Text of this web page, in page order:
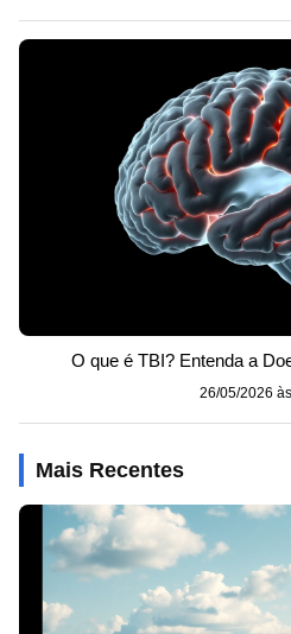
O que é TBI? Entenda a
26/05/2026
Mais Recentes